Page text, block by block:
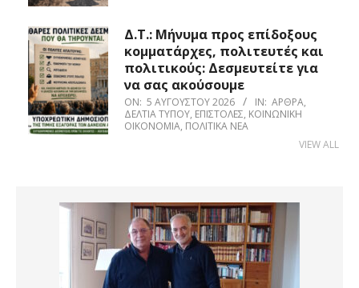
Δ.Τ.: Μήνυμα προς επίδοξους
κομματάρχες, πολιτευτές και
πολιτικούς: Δεσμευτείτε για
να σας ακούσουμε
ON: 5 ΑΥΓΟΎΣΤΟΥ 2026 IN: ΆΡΘΡΑ,
ΔΕΛΤΊΑ ΤΎΠΟΥ, ΕΠΙΣΤΟΛΈΣ, ΚΟΙΝΩΝΙΚΉ
ΟΙΚΟΝΟΜΊΑ, ΠΟΛΙΤΙΚΆ ΝΈΑ
VIEW ALL